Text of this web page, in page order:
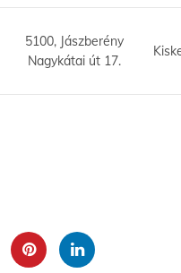
5100, Jászberény
Nagykátai út 17.